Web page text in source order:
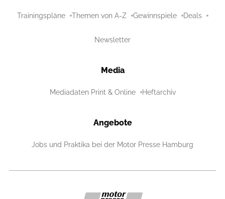
Trainingspläne Themen von A-Z Gewinnspiele Deals
Newsletter
Media
Mediadaten Print & Online Heftarchiv
Angebote
Jobs und Praktika bei der Motor Presse Hamburg